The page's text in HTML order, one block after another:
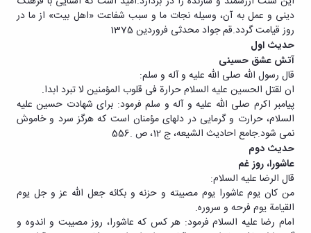
دینی و عمل به آن، وسیله نجات ما و سبب شفاعت «اهل بیت» از ما در
روز قیامت گردد.قم جواد محدثی فروردین 1375
حدیث اول
آتش عشق حسینی
قال رسول الله صلی الله علیه و آله و سلم:
ان لقتل الحسین علیه السلام حرارة فی قلوب المؤمنین لا تبرد ابدا.
پیامبر اکرم صلی الله علیه و آله و سلم فرمود: برای شهادت حسین علیه
السلام، حرارت و گرمایی در دلهای مؤمنان است که هرگز سرد و خاموش
نمی شود.جامع احادیث الشیعه، ج 12، ص .556
حدیث دوم
عاشورا، روز غم
قال الرضا علیه السلام:
من کان یوم عاشورا یوم مصیبته و حزنه و بکائه جعل الله عز و جل یوم
القیامة یوم فرحه و سروره.
امام رضا علیه السلام فرمود: هر کس که عاشورا، روز مصیبت و اندوه و